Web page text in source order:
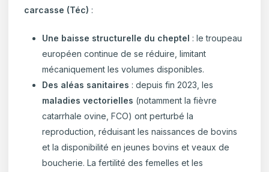
carcasse (Téc) :
Une baisse structurelle du cheptel : le troupeau
européen continue de se réduire, limitant
mécaniquement les volumes disponibles.
Des aléas sanitaires : depuis fin 2023, les
maladies vectorielles (notamment la fièvre
catarrhale ovine, FCO) ont perturbé la
reproduction, réduisant les naissances de bovins
et la disponibilité en jeunes bovins et veaux de
boucherie. La fertilité des femelles et les